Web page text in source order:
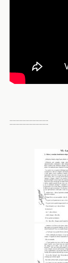
:::::::::::::::::::::::::::